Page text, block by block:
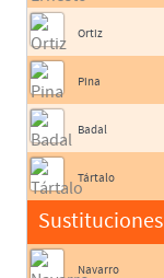
Ortiz
Pina
Badal
Tártalo
Sustituciones
Navarro